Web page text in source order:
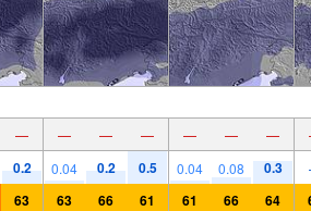
— — — — — — —
0.2 0.04 0.2 0.5 0.04 0.08 0.3
63 63 66 61 61 66 64